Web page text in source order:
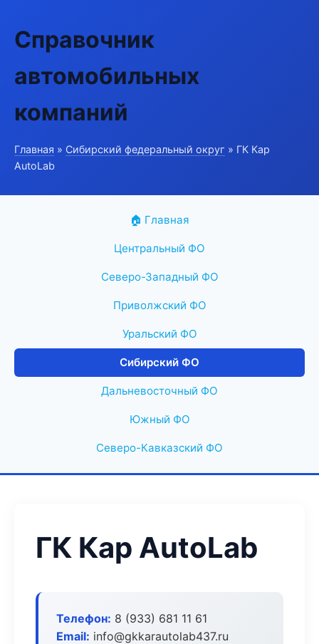
Справочник
автомобильных
компаний
Главная » Сибирский федеральный округ » ГК Кар
AutoLab
🏠 Главная
Центральный ФО
Северо-Западный ФО
Приволжский ФО
Уральский ФО
Сибирский ФО
Дальневосточный ФО
Южный ФО
Северо-Кавказский ФО
ГК Кар AutoLab
Телефон: 8 (933) 681 11 61
Email: info@gkkarautolab437.ru